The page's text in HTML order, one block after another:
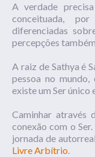
A verdade
conceituada,
diferenciadas
percepções
A raiz de Sathya é
pessoa no
existe um Ser único
Caminhar através
conexão com o
jornada de
Livre Arbítrio.